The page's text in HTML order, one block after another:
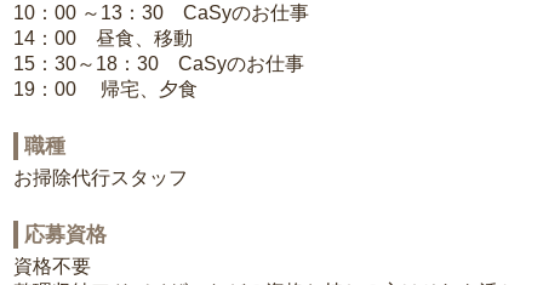
10：00 ～13：30 CaSyのお仕事
14：00 昼食、移動
15：30～18：30 CaSyのお仕事
19：00 帰宅、夕食
職種
お掃除代行スタッフ
応募資格
資格不要